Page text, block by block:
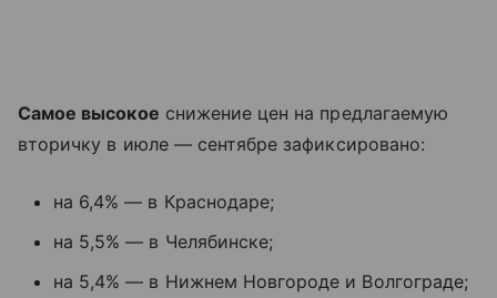
Самое высокое снижение цен на предлагаемую
вторичку в июле — сентябре зафиксировано:
на 6,4% — в Краснодаре;
на 5,5% — в Челябинске;
на 5,4% — в Нижнем Новгороде и Волгограде;